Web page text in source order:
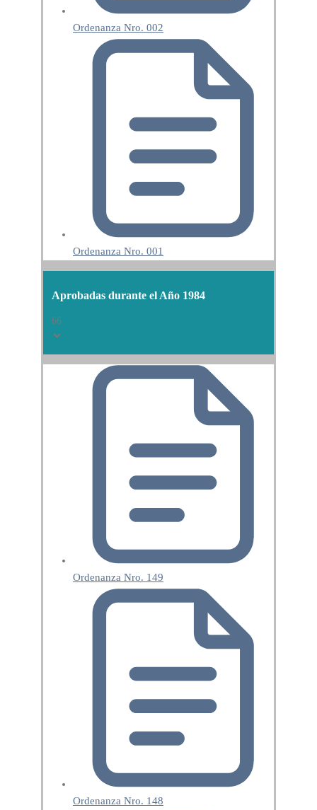
Ordenanza Nro. 002
Ordenanza Nro. 001
Aprobadas durante el Año 1984
66
Ordenanza Nro. 149
Ordenanza Nro. 148